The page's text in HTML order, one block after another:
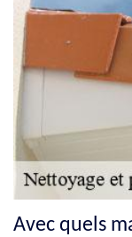
Avec quels